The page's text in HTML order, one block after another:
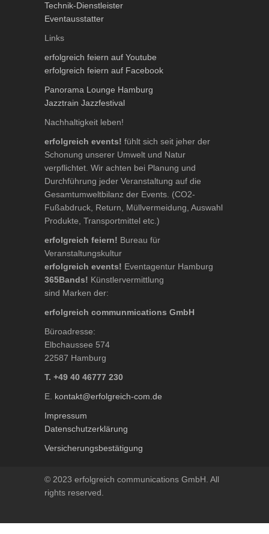
Technik-Dienstleister
Eventausstatter
Links
erfolgreich feiern auf Youtube
erfolgreich feiern auf Facebook
Panorama Lounge Hamburg
Jazztrain Jazzfestival
Nachhaltigkeit leben!
erfolgreich events! fühlt sich seit jeher der
Schonung unserer Umwelt und Natur
verpflichtet. Wir achten bei Planung und
Durchführung jeder Veranstaltung auf die
Gesamtumweltbilanz der Events. (CO2-
Fußabdruck, Return, Müllvermeidung, Auswahl
Produkte, Transportmittel etc.)
erfolgreich feiern! Bureau für
Veranstaltungskultur
erfolgreich events! Eventagentur Hamburg
365Bands! Künstlervermittlung
sind Marken der:
erfolgreich communmications GmbH
Büroadresse:
Elbchaussee 574
22587 Hamburg
T. +49 40 46777 230
E. kontakt@erfolgreich-com.de
Impressum
Datenschutzerklärung
Versicherungsbestätigung
© 2023 erfolgreich communications GmbH. All
rights reserved.